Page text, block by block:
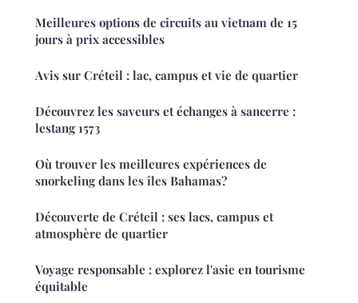
Meilleures options de circuits au vietnam de 15
jours à prix accessibles
Avis sur Créteil : lac, campus et vie de quartier
Découvrez les saveurs et échanges à sancerre :
lestang 1573
Où trouver les meilleures expériences de
snorkeling dans les îles Bahamas?
Découverte de Créteil : ses lacs, campus et
atmosphère de quartier
Voyage responsable : explorez l'asie en tourisme
équitable